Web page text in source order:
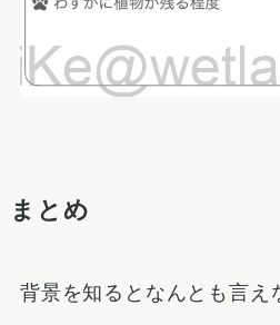
まとめ
背景を知るとなんとも言え